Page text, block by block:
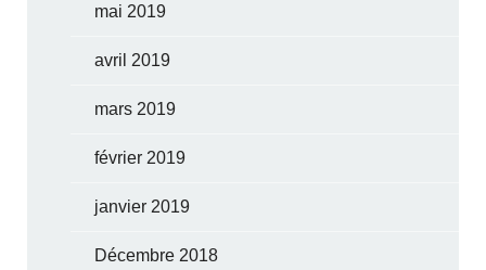
mai 2019
avril 2019
mars 2019
février 2019
janvier 2019
Décembre 2018